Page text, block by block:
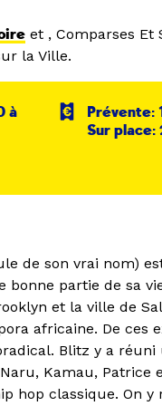
et , Comparses Et
la Ville.
à
Prévente:
Sur place:
de son vrai nom)
bonne partie de sa
et la ville de
africaine. De ces
Blitz y a réuni
Kamau, Patrice
hop classique. On y